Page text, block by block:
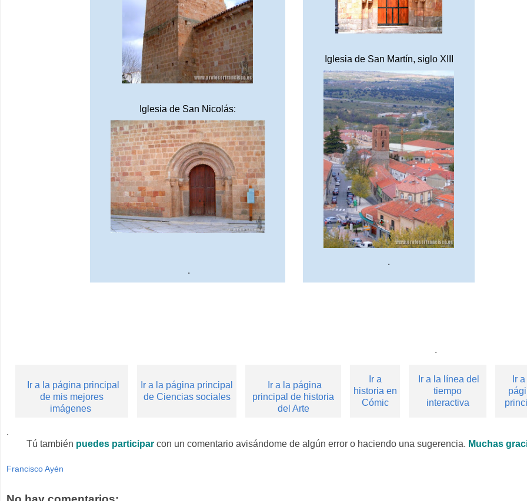
Iglesia de San Nicolás:
.
Iglesia de San Martín, siglo XIII
.
.
Ir a la página principal
de mis mejores
imágenes
Ir a la página principal
de Ciencias sociales
Ir a la página
principal de historia
del Arte
Ir a
historia en
Cómic
Ir a la línea del
tiempo
interactiva
Ir
.
Tú también puedes participarcon un comentario avisándome de algún error o haciendo una sugerencia. Muchas
Francisco Ayén